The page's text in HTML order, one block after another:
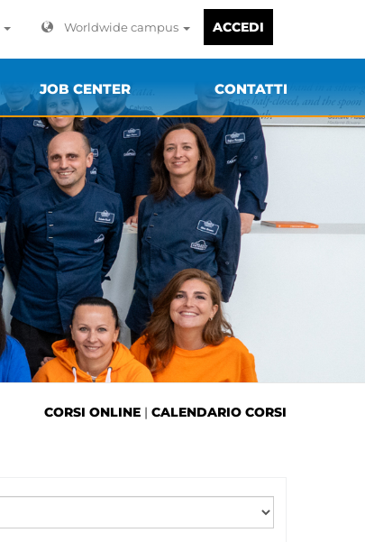
Worldwide campus ACCEDI
JOB CENTER CONTATTI
CORSI ONLINE | CALENDARIO CORSI